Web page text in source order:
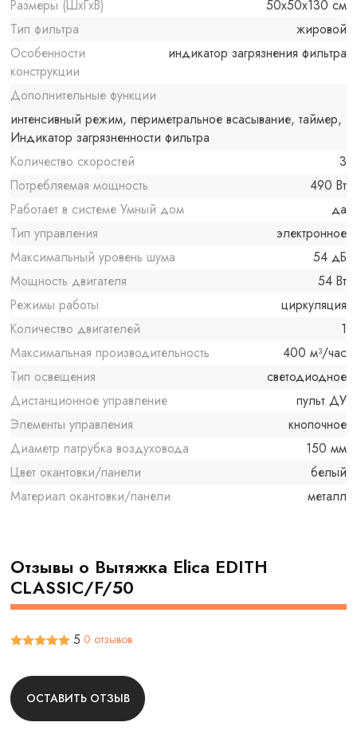
Размеры (ШxГxВ)
50x50x130 см
Тип фильтра
жировой
Особенности
конструкции
индикатор загрязнения фильтра
Дополнительные функции
интенсивный режим, периметральное всасывание, таймер,
Индикатор загрязненности фильтра
Количество скоростей
3
Потребляемая мощность
490 Вт
Работает в системе Умный дом
да
Тип управления
электронное
Максимальный уровень шума
54 дБ
Мощность двигателя
54 Вт
Режимы работы
циркуляция
Количество двигателей
1
Максимальная производительность
400 м³/час
Тип освещения
светодиодное
Дистанционное управление
пульт ДУ
Элементы управления
кнопочное
Диаметр патрубка воздуховода
150 мм
Цвет окантовки/панели
белый
Материал окантовки/панели
металл
Отзывы о Вытяжка Elica EDITH
CLASSIC/F/50
5 0 отзывов
ОСТАВИТЬ ОТЗЫВ